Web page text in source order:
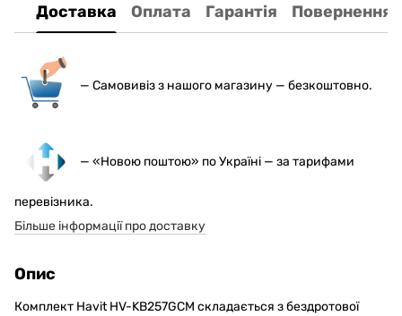
Доставка Оплата Гарантія Повернення
— Самовивіз з нашого магазину — безкоштовно.
— «Новою поштою» по Україні — за тарифами
перевізника.
Більше інформації про доставку
Опис
Комплект Havit HV-KB257GCM складається з бездротової